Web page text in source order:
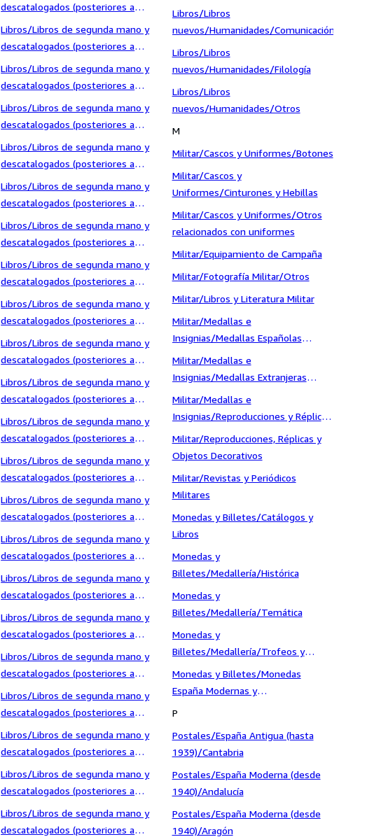
descatalogados (posteriores a
1936)/Diccionarios, Enciclopedias y
Cursos de idiomas/Cursos de
Libros/Libros de segunda mano y
descatalogados (posteriores a
1936)/Diccionarios, Enciclopedias y
Cursos de idiomas/Diccionarios
Libros/Libros de segunda mano y
descatalogados (posteriores a
1936)/Diccionarios, Enciclopedias y
Cursos de idiomas/Enciclopedias
Libros/Libros de segunda mano y
descatalogados (posteriores a
1936)/Geografía y Viajes
Libros/Libros de segunda mano y
descatalogados (posteriores a
1936)/Historia/Guerra Civil Española
Libros/Libros de segunda mano y
descatalogados (posteriores a
1936)/Historia/Historia Antigua
Libros/Libros de segunda mano y
descatalogados (posteriores a
1936)/Historia/Historia Moderna
Libros/Libros de segunda mano y
descatalogados (posteriores a
1936)/Historia/Otros
Libros/Libros de segunda mano y
descatalogados (posteriores a
1936)/Historia/Segunda Guerra
Mundial
Libros/Libros de segunda mano y
descatalogados (posteriores a
1936)/Informática
Libros/Libros de segunda mano y
descatalogados (posteriores a
1936)/Libros de Texto
Libros/Libros de segunda mano y
descatalogados (posteriores a
1936)/Libros Otros Idiomas
Libros/Libros de segunda mano y
descatalogados (posteriores a
1936)/Libros sin clasificar
Libros/Libros de segunda mano y
descatalogados (posteriores a
1936)/Literatura Infantil y
Juvenil/Cuentos
Libros/Libros de segunda mano y
descatalogados (posteriores a
1936)/Literatura Infantil y
Juvenil/Novela
Libros/Libros de segunda mano y
descatalogados (posteriores a
1936)/Literatura Infantil y
Juvenil/Otros
Libros/Libros de segunda mano y
descatalogados (posteriores a
1936)/Literatura/Ensayo
Libros/Libros de segunda mano y
descatalogados (posteriores a
1936)/Literatura/Narrativa/Ciencia
Ficción y Fantasía
Libros/Libros de segunda mano y
descatalogados (posteriores a
1936)/Literatura/Narrativa/Clásicos
Libros/Libros de segunda mano y
descatalogados (posteriores a
1936)/Literatura/Narrativa/Erótica
Libros/Libros de segunda mano y
descatalogados (posteriores a
1936)/Literatura/Narrativa/Novela
Histórica
Libros/Libros de segunda mano y
descatalogados (posteriores a
Libros/Libros
nuevos/Humanidades/Comunicación
Libros/Libros
nuevos/Humanidades/Filología
Libros/Libros
nuevos/Humanidades/Otros
M
Militar/Cascos y Uniformes/Botones
Militar/Cascos y
Uniformes/Cinturones y Hebillas
Militar/Cascos y Uniformes/Otros
relacionados con uniformes
Militar/Equipamiento de Campaña
Militar/Fotografía Militar/Otros
Militar/Libros y Literatura Militar
Militar/Medallas e
Insignias/Medallas Españolas
Originales
Militar/Medallas e
Insignias/Medallas Extranjeras
Originales
Militar/Medallas e
Insignias/Reproducciones y Réplicas
de Medallas
Militar/Reproducciones, Réplicas y
Objetos Decorativos
Militar/Revistas y Periódicos
Militares
Monedas y Billetes/Catálogos y
Libros
Monedas y
Billetes/Medallería/Histórica
Monedas y
Billetes/Medallería/Temática
Monedas y
Billetes/Medallería/Trofeos y
Conmemorativas
Monedas y Billetes/Monedas
España Modernas y
P
Postales/España Antigua (hasta
1939)/Cantabria
Postales/España Moderna (desde
1940)/Andalucía
Postales/España Moderna (desde
1940)/Aragón